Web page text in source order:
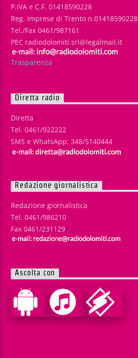
P.IVA e C.F. 01418590228
Reg. Imprese di Trento n.01418590228
Tel./Fax 0461/987161
PEC radiodolomiti.srl@legalmail.it
Trasparenza
Diretta radio
Diretta
Tel. 0461/922222
SMS e WhatsApp: 348/5140444
Redazione giornalistica
Redazione giornalistica
Tel. 0461/986210
Fax 0461/231129
Ascolta con